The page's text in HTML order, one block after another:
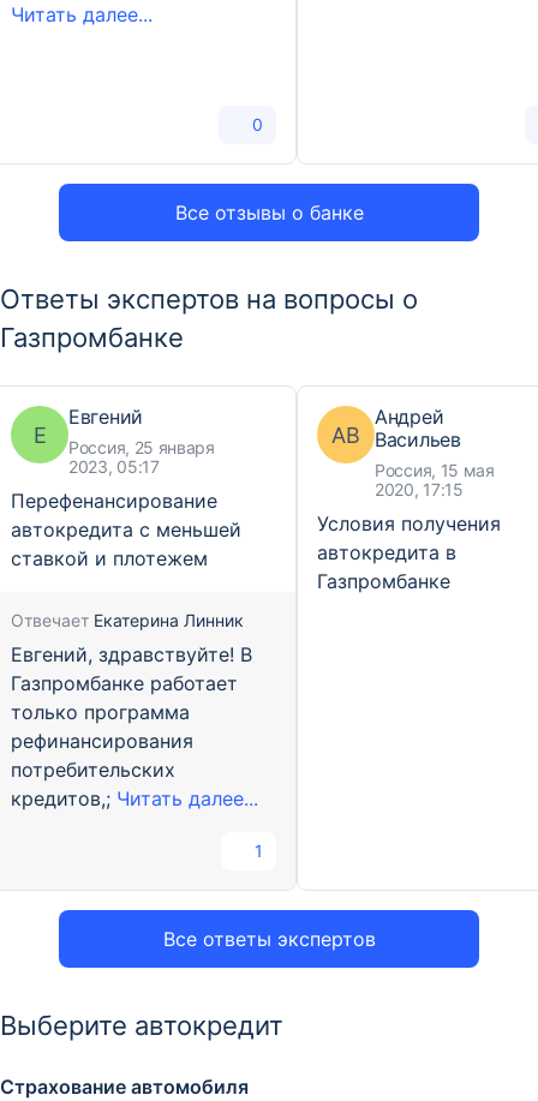
Все отзывы о банке
Читать далее...
0
Ответы экспертов на вопросы о
Газпромбанке
Все ответы экспертов
Е
Евгений
Россия, 25 января
2023, 05:17
Перефенансирование
автокредита с меньшей
ставкой и плотежем
Отвечает Екатерина Линник
Евгений, здравствуйте! В
Газпромбанке работает
только программа
рефинансирования
потребительских
кредитов,; Читать далее...
1
АВ
Андрей
Васильев
Россия, 15 мая
2020, 17:15
Условия получения
автокредита в
Газпромбанке
Выберите автокредит
Страхование автомобиля